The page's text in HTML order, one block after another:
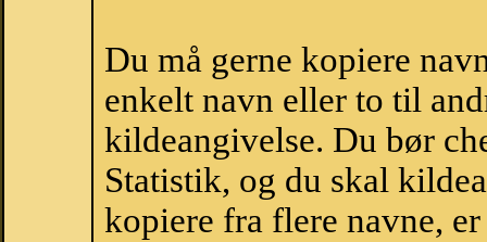
Du må gerne kopiere
enkelt navn eller to til
kildeangivelse. Du bør
Statistik, og du skal
kopiere fra flere navne,